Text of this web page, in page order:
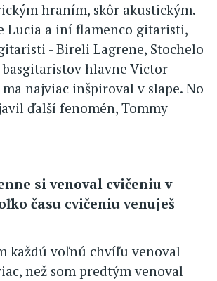
hraním, skôr akustickým.
Lucia a iní flamenco gitaristi,
- Bireli Lagrene, Stochelo
basgitaristov hlavne Victor
najviac inšpiroval v slape. No
ďalší fenomén, Tommy
si venoval cvičeniu v
času cvičeniu venuješ
každú voľnú chvíľu venoval
než som predtým venoval